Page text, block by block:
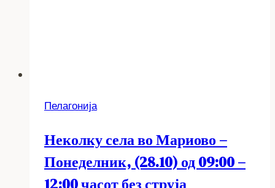
Пелагонија
Неколку села во Мариово –
Понеделник, (28.10) од 09:00 –
12:00 часот без струја